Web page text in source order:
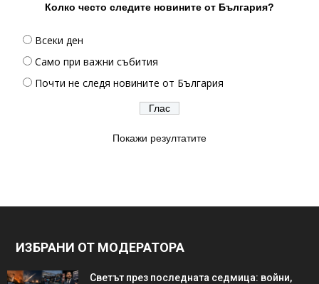
Колко често следите новините от България?
Всеки ден
Само при важни събития
Почти не следя новините от България
Покажи резултатите
ИЗБРАНИ ОТ МОДЕРАТОРА
Светът през последната седмица: войни,